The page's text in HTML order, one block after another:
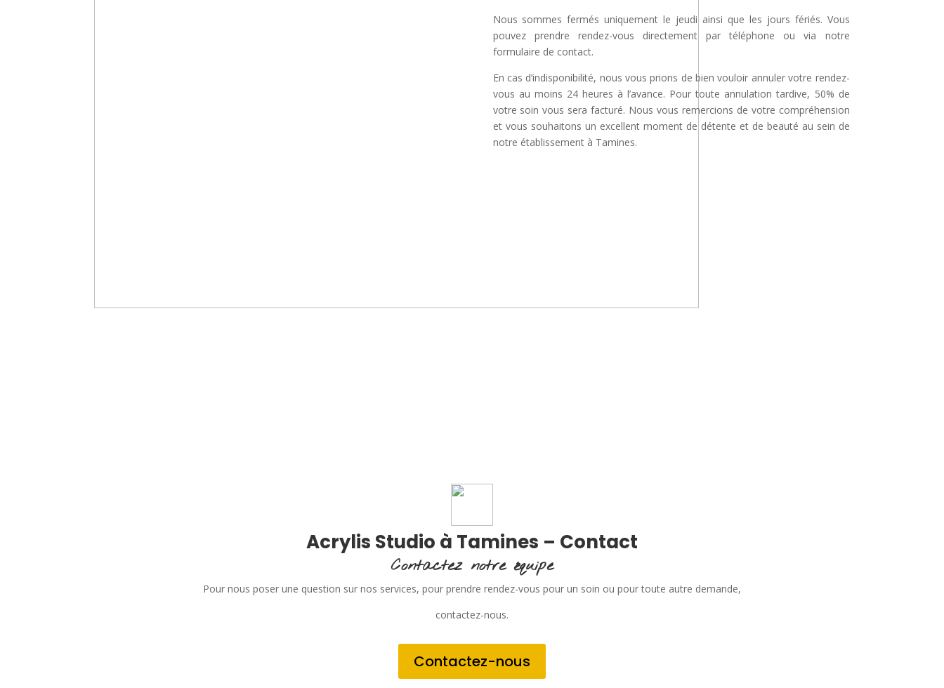
Nous sommes fermés uniquement le jeudi ainsi que les jours fériés. Vous
pouvez prendre rendez-vous directement par téléphone ou via notre
formulaire de contact.
En cas d’indisponibilité, nous vous prions de bien vouloir annuler votre rendez-
vous au moins 24 heures à l’avance. Pour toute annulation tardive, 50% de
votre soin vous sera facturé. Nous vous remercions de votre compréhension
et vous souhaitons un excellent moment de détente et de beauté au sein de
notre établissement à Tamines.
Acrylis Studio à Tamines – Contact
Contactez notre équipe
Pour nous poser une question sur nos services, pour prendre rendez-vous pour un soin ou pour toute autre demande,
contactez-nous.
Contactez-nous